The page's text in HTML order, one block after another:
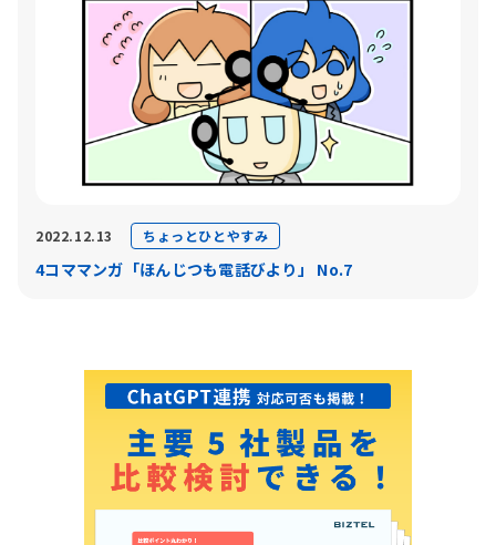
2022.12.13 ちょっとひとやすみ
4コママンガ「ほんじつも電話びより」 No.7